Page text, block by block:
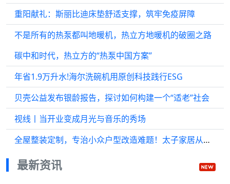
重阳献礼：斯丽比迪床垫舒适支撑，筑牢免疫屏障
不是所有的热泵都叫地暖机，热立方地暖机的破圈之路
碳中和时代，热立方的“热泵中国方案”
年省1.9万升水!海尔洗碗机用原创科技践行ESG
贝壳公益发布银龄报告，探讨如何构建一个“适老”社会
视线丨当开业变成月光与音乐的秀场
全屋整装定制，专治小众户型改造难题！太子家居从设计到落地全适配
最新资讯